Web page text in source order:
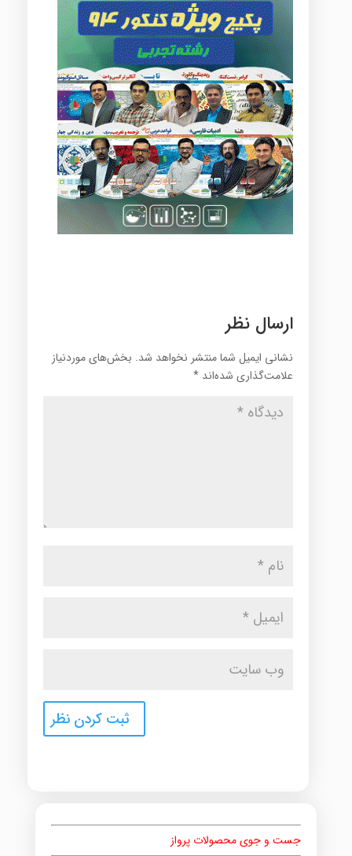
ارسال نظر
نشانی ایمیل شما منتشر نخواهد شد. بخش‌های موردنیاز
علامت‌گذاری شده‌اند *
جست و جوی محصولات پرواز